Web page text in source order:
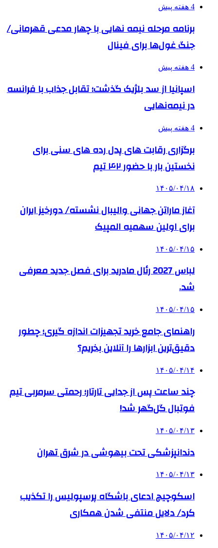
4 هفته پیش
برنامه مرحله نیمه نهایی با چهار مدعی قهرمانی/
جنگ غول‌ها برای فینال
4 هفته پیش
اسپانیا از سد بلژیک گذشت؛ تقابل جذاب با فرانسه
در نیمه‌نهایی
4 هفته پیش
برگزاری رقابت های پدل رده های سنی برای
نخستین بار با حضور ۴۲ تیم
۱۴۰۵/۰۴/۱۸
آغاز ماراتن جهانی والیبال نشسته/ دورخیز ایران
برای اولین سهمیه المپیک
۱۴۰۵/۰۴/۱۵
لباس 2027 رئال مادرید برای فصل جدید معرفی
شد.
۱۴۰۵/۰۴/۱۵
راهنمای جامع خرید تجهیزات اندازه گیری؛ چطور
دقیق‌ترین ابزارها را آنلاین بخریم؟
۱۴۰۵/۰۴/۱۴
چند ساعت پس از جدایی تارتار؛ رحمتی سرمربی تیم
فوتبال گل‌گهر شد!
۱۴۰۵/۰۴/۱۳
دندانپزشکی تحت بیهوشی در شرق تهران
۱۴۰۵/۰۴/۱۳
اسکوچیچ ادعای باشگاه پرسپولیس را تکذیب
کرد/ دلایل منتفی شدن همکاری
۱۴۰۵/۰۴/۱۲